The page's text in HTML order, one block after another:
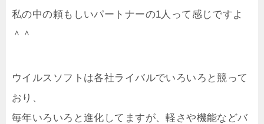
私の中の頼もしいパートナーの1人って感じですよ
＾＾
ウイルスソフトは各社ライバルでいろいろと競って
おり、
毎年いろいろと進化してますが、軽さや機能などバ